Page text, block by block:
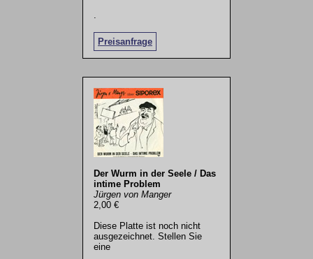
Preisanfrage
Der Wurm in der Seele / Das
intime Problem
Jürgen von Manger
2,00 €
Diese Platte ist noch nicht
ausgezeichnet. Stellen Sie
eine